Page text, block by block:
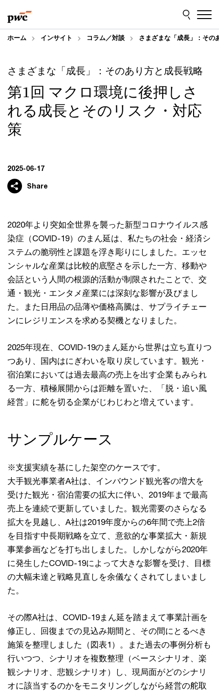
to
content
to
footer
ホーム インサイト コラム／対談 さまざまな「成長」：その
さまざまな「成長」：そのあり方と成長戦略
第1回 マクロ環境に後押しさ
れる成長とそのリスク・対応
策
2025-06-17
Share
2020年より突如全世界を襲った新型コロナウイルス感
染症（COVID-19）のまん延は、私たちの社会・経済シ
ステムの脆弱性と課題を浮き彫りにしました。エッセ
ンシャルな産業は比較的底堅さを示した一方、移動や
会話という人間の根源的活動が制限されたことで、交
通・観光・エンタメ産業には深刻な影響が及びまし
た。また日用品の品薄や価格高騰は、サプライチェー
ンにレジリエンスを求める契機となりました。
2025年現在、COVID-19のまん延から世界は立ち直りつ
つあり、国内はにぎわいを取り戻しています。観光・
宿泊業においては過去最高の売上を出す企業もみられ
る一方、積極展開からは距離を置いた、「脱・追い風
経営」に舵を切る企業がじわじわと増えています。
サンプルケース
※支援実績を基にした架空のケースです。
大手観光事業者A社は、インバウンド観光客の増大を
受けた観光・宿泊需要の拡大に伴い、2019年まで最高
売上を連続で更新していました。観光需要のさらなる
拡大を見越し、A社は2019年度からの6年間で売上2倍
を目指す中長期戦略を立て、意欲的な事業拡大・新規
事業参画などを打ち出しました。しかしながら2020年
に発生したCOVID-19によって大きな影響を受け、目標
の大幅未達と戦略見直しを余儀なくされてしまいまし
た。
その際A社は、COVID-19まん延を踏まえて事業計画を
修正し、回復までの見込み期間と、その間にとるべき
施策を整理しました（図表1）。また過去の事例分析も
行いつつ、シナリオを複数整理（ベースシナリオ、楽
観シナリオ、悲観シナリオ）し、現局面がどのシナリ
オに該当するのかをモニタリングしながら経営の舵取